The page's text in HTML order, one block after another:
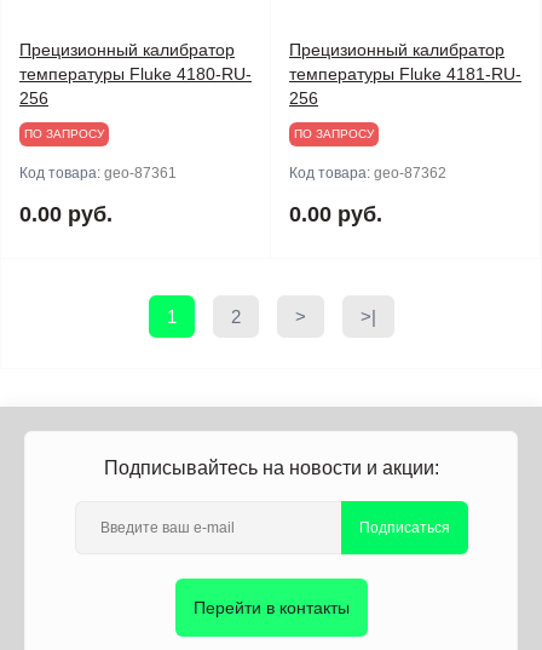
Прецизионный калибратор
температуры Fluke 4180-RU-
256
ПО ЗАПРОСУ
Код товара: geo-87361
0.00 руб.
Прецизионный калибратор
температуры Fluke 4181-RU-
256
ПО ЗАПРОСУ
Код товара: geo-87362
0.00 руб.
1 2 > >|
Подписывайтесь на новости и акции:
Подписаться
Перейти в контакты